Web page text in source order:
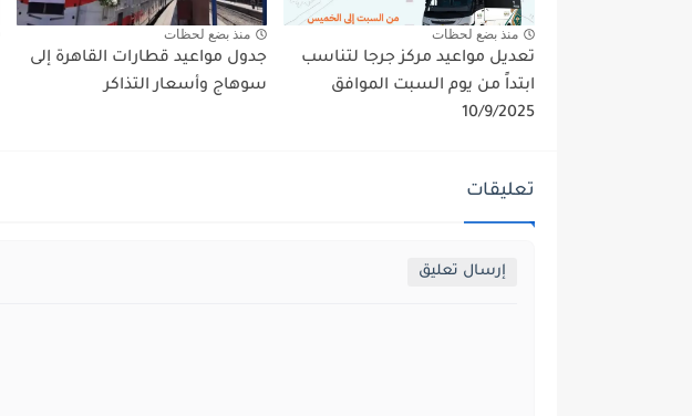
منذ بضع لحظات
تعديل مواعيد مركز جرجا لتناسب
ابتداً من يوم السبت الموافق
10/9/2025
منذ بضع لحظات
جدول مواعيد قطارات القاهرة إلى
سوهاج وأسعار التذاكر
تعليقات
إرسال تعليق